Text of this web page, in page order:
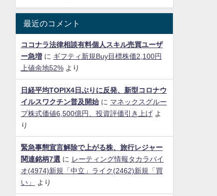
最近のコメント
ココナラ法律相談有料個人スキル売買ユーザ
ー急増に ギフティ新規Buy目標株価2,100円
上値余地52%より
日経平均TOPIX4日ぶりに反発、新型コロナウ
イルスワクチン普及開始に マネックスグルー
プ株式価値6,500億円、投資評価引き上げよ
り
緊急事態宣言解除で上がる株、旅行レジャー
関連銘柄7選に レーティング情報タカラバイ
オ(4974)新規「中立」ライク(2462)新規「買
い」
より